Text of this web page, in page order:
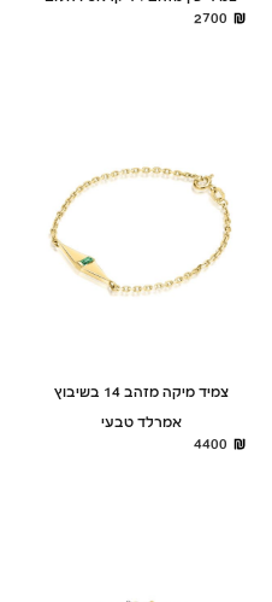
2700
צמיד מיקה מזהב 14 בשיבוץ
אמרלד טבעי
4400